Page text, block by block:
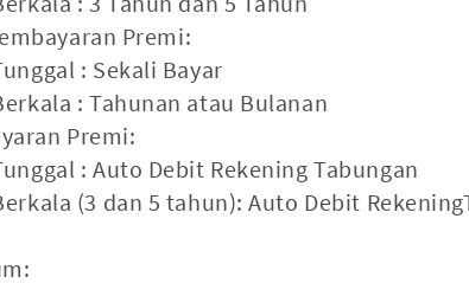
Premi:
: Sekali Bayar
: Tahunan atau Bulanan
Premi:
: Auto Debit Rekening Tabungan
(3 dan 5 tahun): Auto Debit